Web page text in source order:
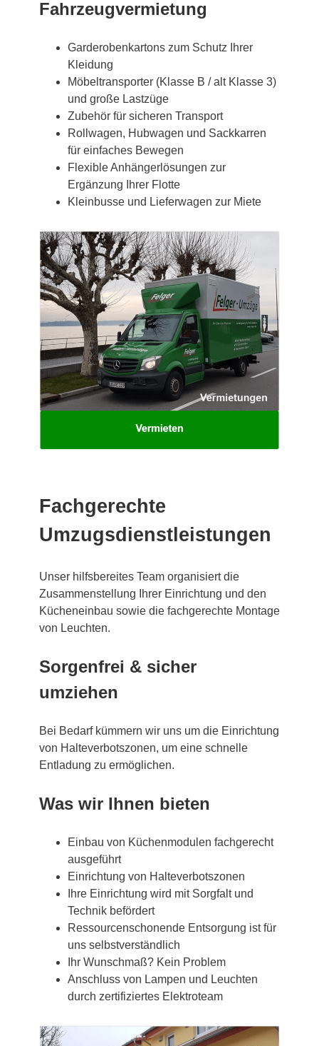
Fahrzeugvermietung
Garderobenkartons zum Schutz Ihrer
Kleidung
Möbeltransporter (Klasse B / alt Klasse 3)
und große Lastzüge
Zubehör für sicheren Transport
Rollwagen, Hubwagen und Sackkarren
für einfaches Bewegen
Flexible Anhängerlösungen zur
Ergänzung Ihrer Flotte
Kleinbusse und Lieferwagen zur Miete
Fachgerechte
Umzugsdienstleistungen
Unser hilfsbereites Team organisiert die
Zusammenstellung Ihrer Einrichtung und den
Kücheneinbau sowie die fachgerechte Montage
von Leuchten.
Sorgenfrei & sicher
umziehen
Bei Bedarf kümmern wir uns um die Einrichtung
von Halteverbotszonen, um eine schnelle
Entladung zu ermöglichen.
Was wir Ihnen bieten
Einbau von Küchenmodulen fachgerecht
ausgeführt
Einrichtung von Halteverbotszonen
Ihre Einrichtung wird mit Sorgfalt und
Technik befördert
Ressourcenschonende Entsorgung ist für
uns selbstverständlich
Ihr Wunschmaß? Kein Problem
Anschluss von Lampen und Leuchten
durch zertifiziertes Elektroteam